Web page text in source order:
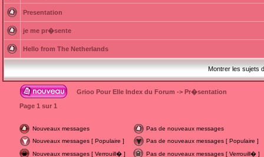
Presentation
je me pr�sente
Hello from The Netherlands
Montrer les sujets
Grioo Pour Elle Index du Forum -> Pr�sentation
Page 1 sur 1
Nouveaux messages
Pas de nouveaux messages
Nouveaux messages [ Populaire ]
Pas de nouveaux messages [ Populaire ]
Nouveaux messages [ Verrouill� ]
Pas de nouveaux messages [ Verrouill� ]